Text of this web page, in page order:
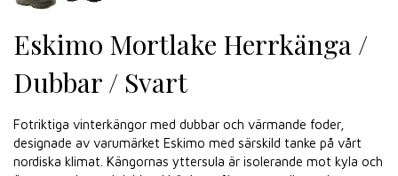
Eskimo Mortlake Herrkänga /
Dubbar / Svart
Fotriktiga vinterkängor med dubbar och värmande foder,
designade av varumärket Eskimo med särskild tanke på vårt
nordiska klimat. Kängornas yttersula är isolerande mot kyla och